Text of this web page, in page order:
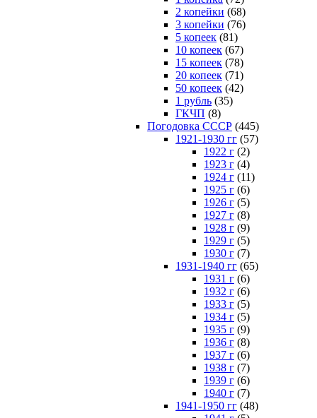
2 копейки (68)
3 копейки (76)
5 копеек (81)
10 копеек (67)
15 копеек (78)
20 копеек (71)
50 копеек (42)
1 рубль (35)
ГКЧП (8)
Погодовка СССР (445)
1921-1930 гг (57)
1922 г (2)
1923 г (4)
1924 г (11)
1925 г (6)
1926 г (5)
1927 г (8)
1928 г (9)
1929 г (5)
1930 г (7)
1931-1940 гг (65)
1931 г (6)
1932 г (6)
1933 г (5)
1934 г (5)
1935 г (9)
1936 г (8)
1937 г (6)
1938 г (7)
1939 г (6)
1940 г (7)
1941-1950 гг (48)